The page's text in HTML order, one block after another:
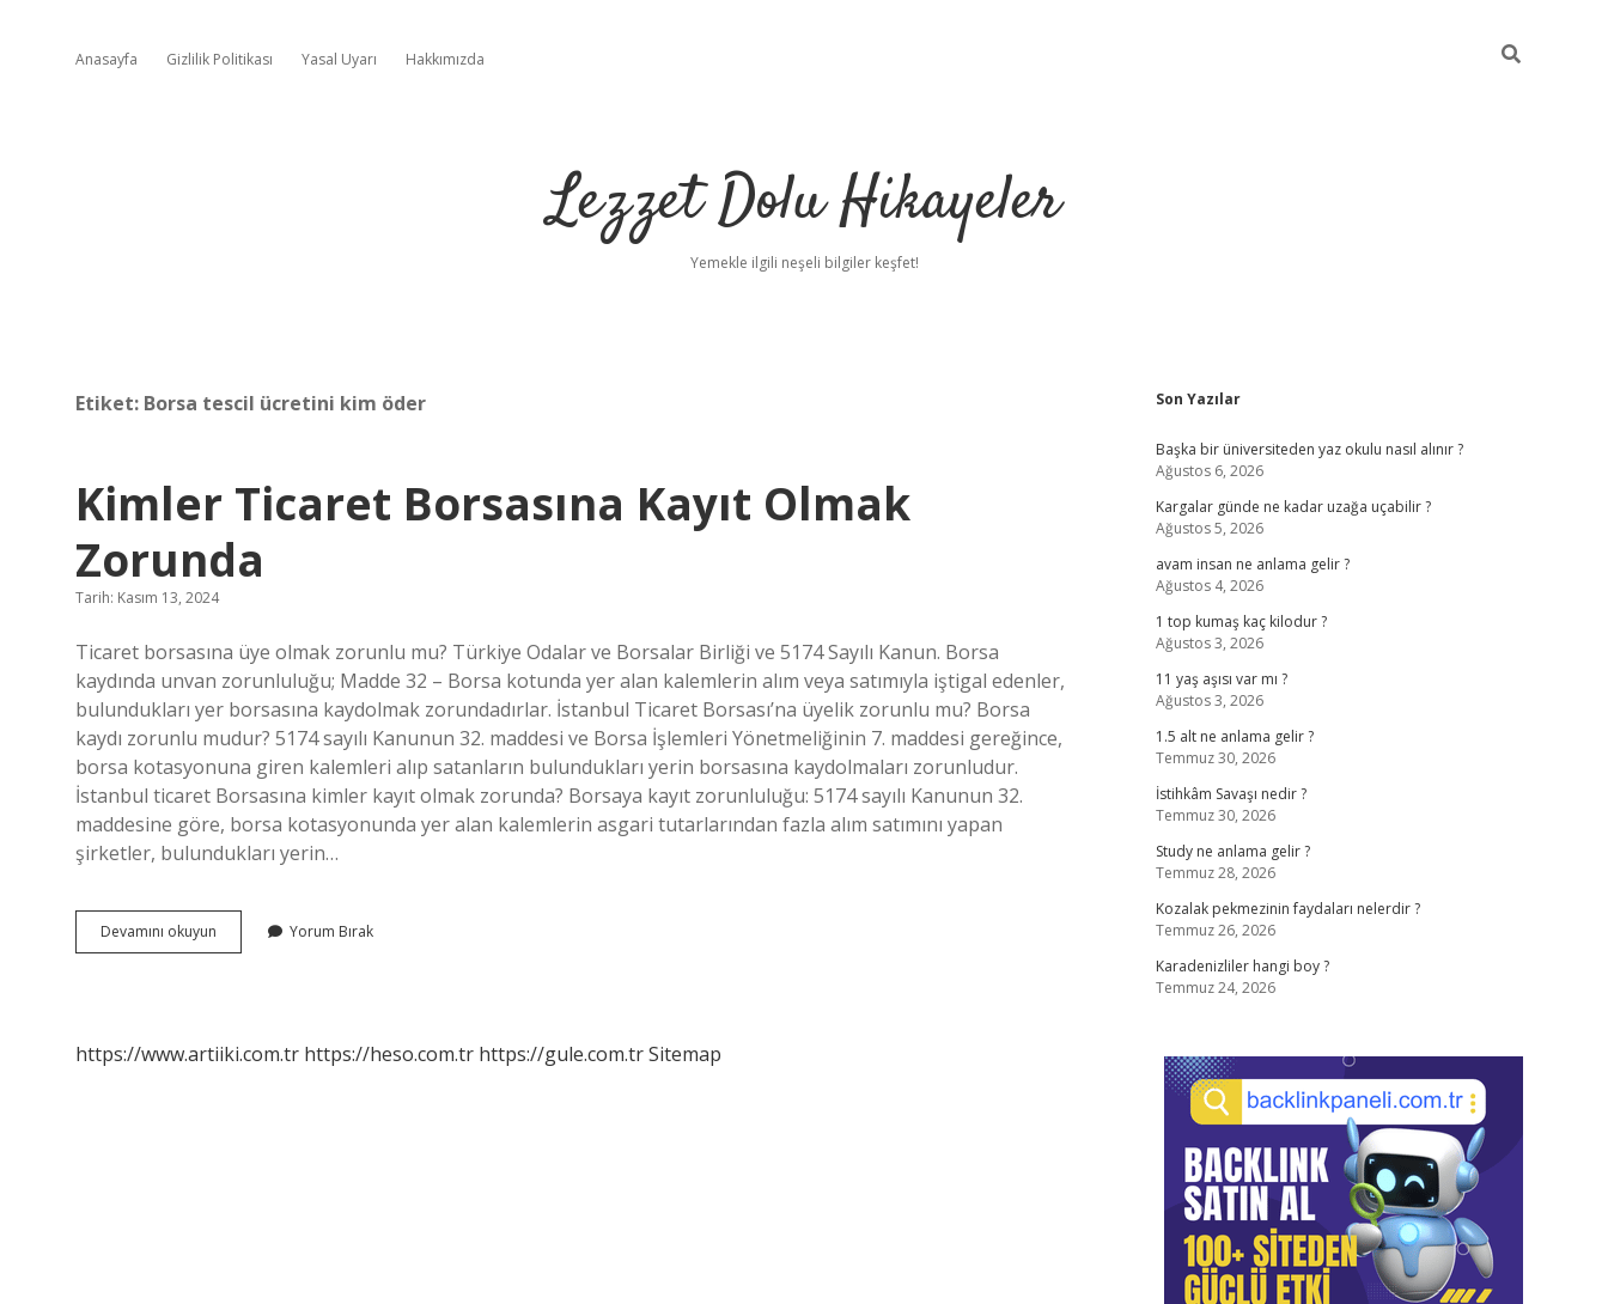
Anasayfa Gizlilik Politikası Yasal Uyarı Hakkımızda
Lezzet Dolu Hikayeler
Yemekle ilgili neşeli bilgiler keşfet!
Etiket: Borsa tescil ücretini kim öder
Kimler Ticaret Borsasına Kayıt Olmak
Zorunda
Tarih: Kasım 13, 2024
Ticaret borsasına üye olmak zorunlu mu? Türkiye Odalar ve Borsalar Birliği ve 5174 Sayılı Kanun. Borsa
kaydında unvan zorunluluğu; Madde 32 – Borsa kotunda yer alan kalemlerin alım veya satımıyla iştigal edenler,
bulundukları yer borsasına kaydolmak zorundadırlar. İstanbul Ticaret Borsası’na üyelik zorunlu mu? Borsa
kaydı zorunlu mudur? 5174 sayılı Kanunun 32. maddesi ve Borsa İşlemleri Yönetmeliğinin 7. maddesi gereğince,
borsa kotasyonuna giren kalemleri alıp satanların bulundukları yerin borsasına kaydolmaları zorunludur.
İstanbul ticaret Borsasına kimler kayıt olmak zorunda? Borsaya kayıt zorunluluğu: 5174 sayılı Kanunun 32.
maddesine göre, borsa kotasyonunda yer alan kalemlerin asgari tutarlarından fazla alım satımını yapan
şirketler, bulundukları yerin…
Devamını okuyun
Ticaret
Yorum Bırak
https://www.artiiki.com.tr https://heso.com.tr https://gule.com.trSitemap
Sidebar
Son Yazılar
Başka bir üniversiteden yaz okulu nasıl alınır ?
Ağustos 6, 2026
Kargalar günde ne kadar uzağa uçabilir ?
Ağustos 5, 2026
avam insan ne anlama gelir ?
Ağustos 4, 2026
1 top kumaş kaç kilodur ?
Ağustos 3, 2026
11 yaş aşısı var mı ?
Ağustos 3, 2026
1.5 alt ne anlama gelir ?
Temmuz 30, 2026
İstihkâm Savaşı nedir ?
Temmuz 30, 2026
Study ne anlama gelir ?
Temmuz 28, 2026
Kozalak pekmezinin faydaları nelerdir ?
Temmuz 26, 2026
Karadenizliler hangi boy ?
Temmuz 24, 2026